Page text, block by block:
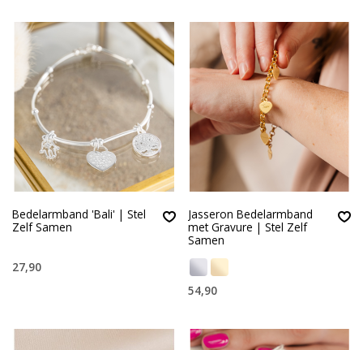
Bedelarmband 'Bali' | Stel
Zelf Samen
27,90
Jasseron Bedelarmband
met Gravure | Stel Zelf
Samen
54,90